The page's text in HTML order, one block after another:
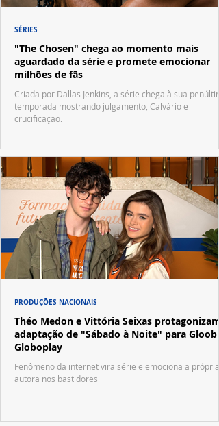
"The Chosen" chega ao momento mais
aguardado da série e promete emocionar
milhões de fãs
Criada por Dallas Jenkins, a série chega à sua
temporada mostrando julgamento, Calvário e
crucificação.
SÉRIES
Théo Medon e Vittória Seixas protagonizam
adaptação de "Sábado à Noite" para Gloob e
Globoplay
Fenômeno da internet vira série e emociona a própria
autora nos bastidores
PRODUÇÕES NACIONAIS